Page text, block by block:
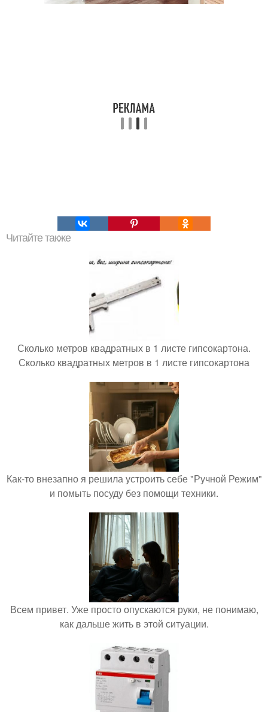
Читайте также
Сколько метров квадратных в 1 листе гипсокартона.
Сколько квадратных метров в 1 листе гипсокартона
Как-то внезапно я решила устроить себе "Ручной Режим"
и помыть посуду без помощи техники.
Всем привет. Уже просто опускаются руки, не понимаю,
как дальше жить в этой ситуации.